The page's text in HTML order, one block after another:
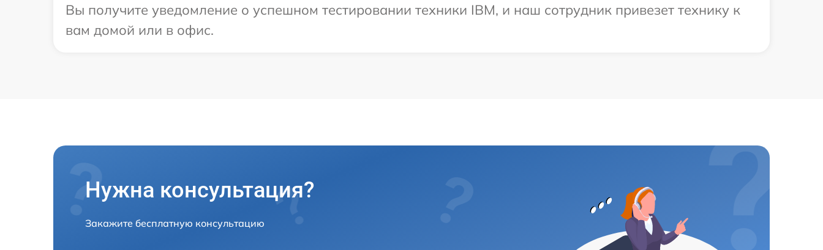
Вы получите уведомление о успешном тестировании техники IBM, и наш сотрудник привезет технику к
вам домой или в офис.
Нужна консультация?
Закажите бесплатную консультацию